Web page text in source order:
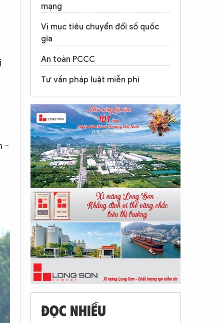
-
mạng
Vì mục tiêu chuyển đổi số quốc
gia
An toàn PCCC
Tư vấn pháp luật miễn phí
ĐỌC NHIỀU